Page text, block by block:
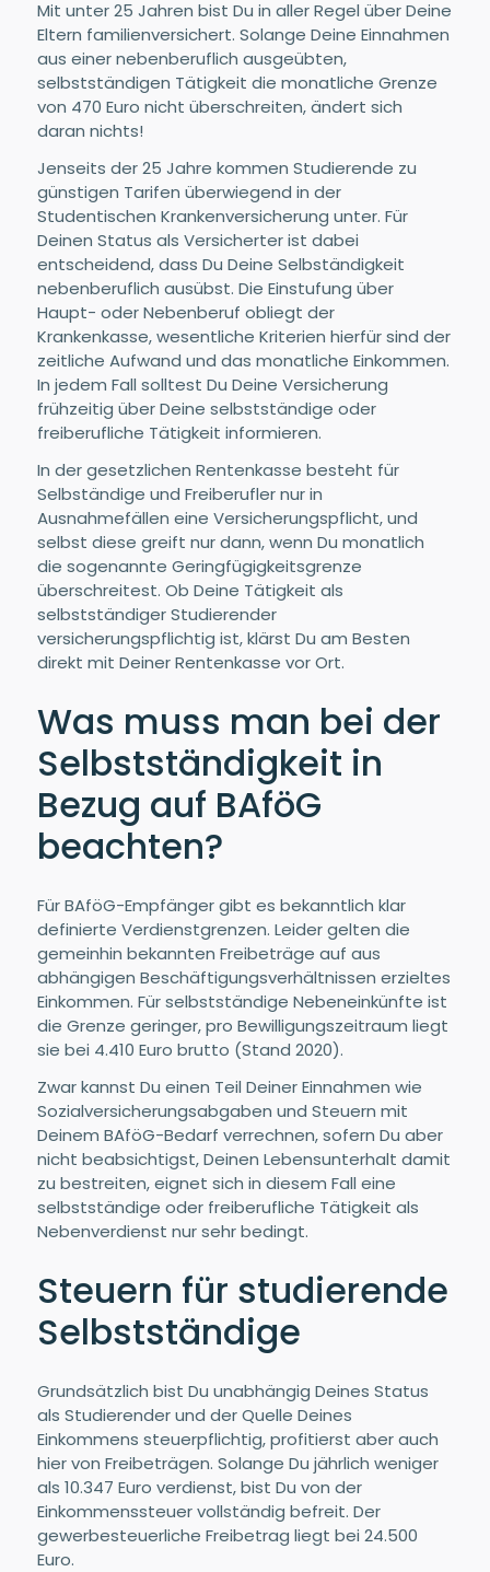
Mit unter 25 Jahren bist Du in aller Regel über Deine
Eltern familienversichert. Solange Deine Einnahmen
aus einer nebenberuflich ausgeübten,
selbstständigen Tätigkeit die monatliche Grenze
von 470 Euro nicht überschreiten, ändert sich
daran nichts!
Jenseits der 25 Jahre kommen Studierende zu
günstigen Tarifen überwiegend in der
Studentischen Krankenversicherung unter. Für
Deinen Status als Versicherter ist dabei
entscheidend, dass Du Deine Selbständigkeit
nebenberuflich ausübst. Die Einstufung über
Haupt- oder Nebenberuf obliegt der
Krankenkasse, wesentliche Kriterien hierfür sind der
zeitliche Aufwand und das monatliche Einkommen.
In jedem Fall solltest Du Deine Versicherung
frühzeitig über Deine selbstständige oder
freiberufliche Tätigkeit informieren.
In der gesetzlichen Rentenkasse besteht für
Selbständige und Freiberufler nur in
Ausnahmefällen eine Versicherungspflicht, und
selbst diese greift nur dann, wenn Du monatlich
die sogenannte Geringfügigkeitsgrenze
überschreitest. Ob Deine Tätigkeit als
selbstständiger Studierender
versicherungspflichtig ist, klärst Du am Besten
direkt mit Deiner Rentenkasse vor Ort.
Was muss man bei der
Selbstständigkeit in
Bezug auf BAföG
beachten?
Für BAföG-Empfänger gibt es bekanntlich klar
definierte Verdienstgrenzen. Leider gelten die
gemeinhin bekannten Freibeträge auf aus
abhängigen Beschäftigungsverhältnissen erzieltes
Einkommen. Für selbstständige Nebeneinkünfte ist
die Grenze geringer, pro Bewilligungszeitraum liegt
sie bei 4.410 Euro brutto (Stand 2020).
Zwar kannst Du einen Teil Deiner Einnahmen wie
Sozialversicherungsabgaben und Steuern mit
Deinem BAföG-Bedarf verrechnen, sofern Du aber
nicht beabsichtigst, Deinen Lebensunterhalt damit
zu bestreiten, eignet sich in diesem Fall eine
selbstständige oder freiberufliche Tätigkeit als
Nebenverdienst nur sehr bedingt.
Steuern für studierende
Selbstständige
Grundsätzlich bist Du unabhängig Deines Status
als Studierender und der Quelle Deines
Einkommens steuerpflichtig, profitierst aber auch
hier von Freibeträgen. Solange Du jährlich weniger
als 10.347 Euro verdienst, bist Du von der
Einkommenssteuer vollständig befreit. Der
gewerbesteuerliche Freibetrag liegt bei 24.500
Euro.